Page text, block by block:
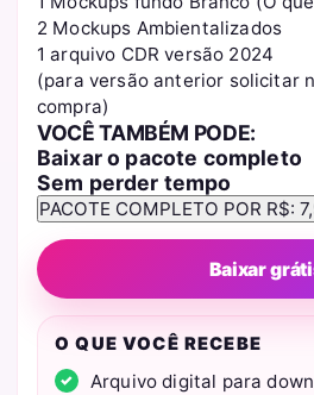
2 Mockups Ambientalizados
1 arquivo CDR versão 2024
(para versão anterior solicitar
compra)
VOCÊ TAMBÉM PODE:
Baixar o pacote completo
Sem perder tempo
Baixar
O QUE VOCÊ RECEBE
Arquivo digital para